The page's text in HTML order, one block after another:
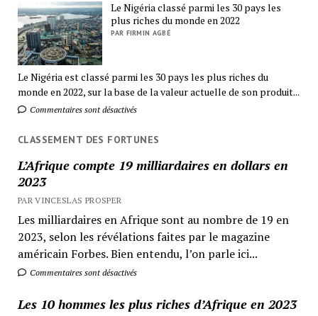
Le Nigéria classé parmi les 30 pays les
plus riches du monde en 2022
PAR FIRMIN AGBÉ
Le Nigéria est classé parmi les 30 pays les plus riches du
monde en 2022, sur la base de la valeur actuelle de son produit...
Commentaires sont désactivés
CLASSEMENT DES FORTUNES
L’Afrique compte 19 milliardaires en dollars en
2023
PAR VINCESLAS PROSPER
Les milliardaires en Afrique sont au nombre de 19 en
2023, selon les révélations faites par le magazine
américain Forbes. Bien entendu, l’on parle ici...
Commentaires sont désactivés
Les 10 hommes les plus riches d’Afrique en 2023